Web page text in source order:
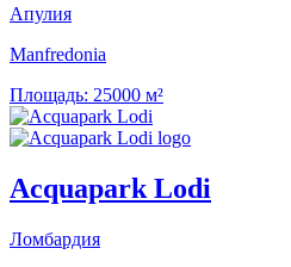
Апулия
Manfredonia
Площадь: 25000 м²
Acquapark Lodi
Ломбардия